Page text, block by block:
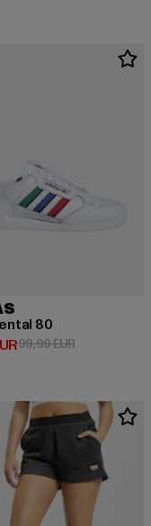
80
Preis: 50,00 EUR
99,99 EURAktionspreis: